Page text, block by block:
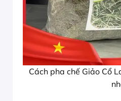
Cách pha chế Giảo Cổ